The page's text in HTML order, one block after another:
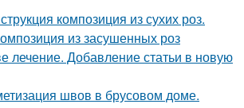
композиция из сухих роз.
из засушенных роз
лечение. Добавление статьи в новую
швов в брусовом доме.